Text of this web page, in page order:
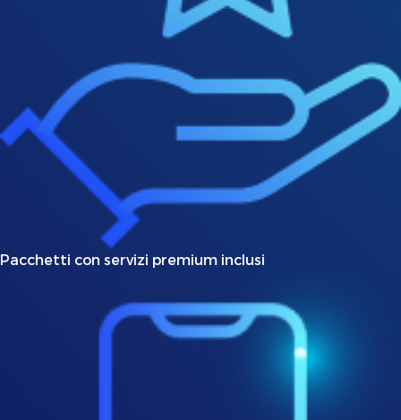
Pacchetti con servizi premium inclusi